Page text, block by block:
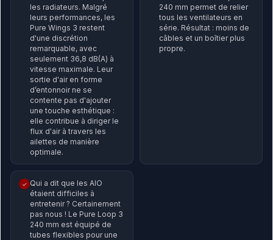
les radiateurs. Malgré
leurs performances, les
Pure Wings 3 restent
d'une discrétion
remarquable, avec
seulement 36,8 dB(A) à
vitesse maximale. Leur
sortie d'air en forme
d’entonnoir ne se
contente pas d'ajouter
une touche esthétique :
elle contribue à diriger le
flux d'air à travers les
ailettes de manière
optimale.
240 mm permet de relier
tous les ventilateurs en
série. Résultat : moins de
câbles et un boîtier plus
propre.
✓ Qui a dit que les AIO
étaient difficiles à
entretenir ? Certainement
pas nous ! Le Pure Loop 3
240 mm est équipé de
tubes flexibles pour une